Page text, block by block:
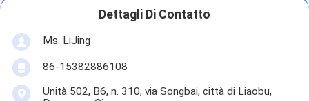
Dettagli Di Contatto
Ms. LiJing
86-15382886108
Unità 502, B6, n. 310, via Songbai, città di Liaobu,